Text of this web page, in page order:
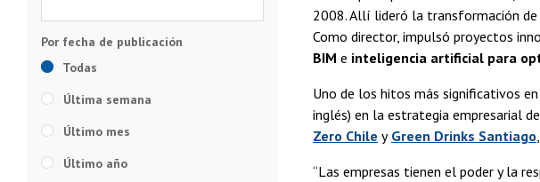
2008. Allí lideró la transformación de
Como director, impulsó proyectos
BIM e inteligencia artificial para
Uno de los hitos más significativos
inglés) en la estrategia empresarial
Zero Chile y Green Drinks Santiago
“Las empresas tienen el poder y la
Todas
Última semana
Último mes
Último año